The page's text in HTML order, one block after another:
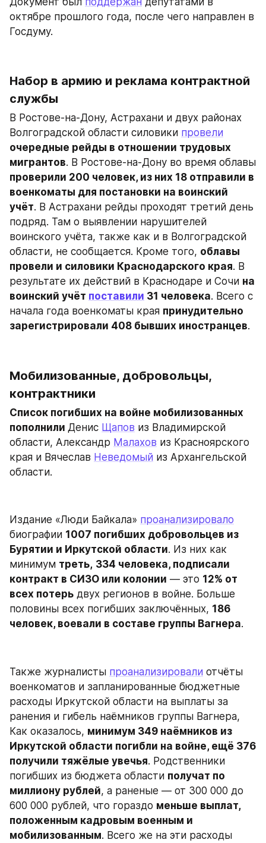
октябре прошлого года, после чего направлен в
Госдуму.
Набор в армию и реклама контрактной
службы
В Ростове-на-Дону, Астрахани и двух районах
Волгоградской области силовики провели
очередные рейды в отношении трудовых
мигрантов
проверили 200 человек, из них 18 отправили в
военкоматы для постановки на воинский
учёт. В Астрахани рейды проходят третий день
подряд. Там о выявлении нарушителей
воинского учёта, также как и в Волгоградской
области, не сообщается. Кроме того, облавы
провели и силовики Краснодарского края. В
результате их действий в Краснодаре и Сочи на
воинский учёт поставили 31 человека. Всего с
начала года военкоматы края принудительно
зарегистрировали 408 бывших иностранцев.
Мобилизованные, добровольцы,
контрактники
​Список погибших на войне мобилизованных
пополнили Денис Щапов из Владимирской
области, Александр Малахов из Красноярского
края и Вячеслав Неведомый из Архангельской
области.
Издание «Люди Байкала» проанализировало
биографии 1007 погибших добровольцев из
Бурятии и Иркутской области. Из них как
минимум треть, 334 человека, подписали
контракт в СИЗО или колонии — это 12% от
всех потерь двух регионов в войне. Больше
половины всех погибших заключённых, 186
человек, воевали в составе группы Вагнера.
Также журналисты проанализировали отчёты
военкоматов и запланированные бюджетные
расходы Иркутской области на выплаты за
ранения и гибель наёмников группы Вагнера,
Как оказалось, минимум 349 наёмников из
Иркутской области погибли на войне, ещё 376
получили тяжёлые увечья. Родственники
погибших из бюджета области получат по
миллиону рублей, а раненые — от 300 000 до
600 000 рублей, что гораздо меньше выплат,
положенным кадровым военным и
мобилизованным. Всего же на эти расходы